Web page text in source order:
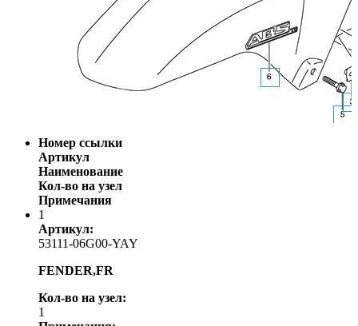
Номер ссылки
Артикул
Наименование
Кол-во на узел
Примечания
1
Артикул:
53111-06G00-YAY
FENDER,FR
Кол-во на узел:
1